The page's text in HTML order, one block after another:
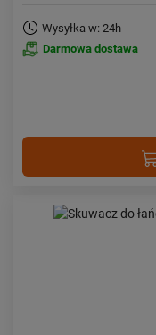
Wysyłka w: 24h
Darmowa dostawa